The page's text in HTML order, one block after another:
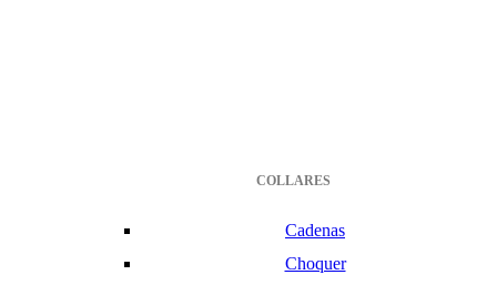
COLLARES
Cadenas
Choquer